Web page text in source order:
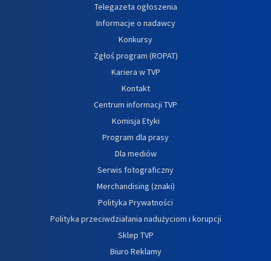
Telegazeta ogłoszenia
Informacje o nadawcy
Konkursy
Zgłoś program (ROPAT)
Kariera w TVP
Kontakt
Centrum informacji TVP
Komisja Etyki
Program dla prasy
Dla mediów
Serwis fotograficzny
Merchandising (znaki)
Polityka Prywatności
Polityka przeciwdziałania nadużyciom i korupcji
Sklep TVP
Biuro Reklamy